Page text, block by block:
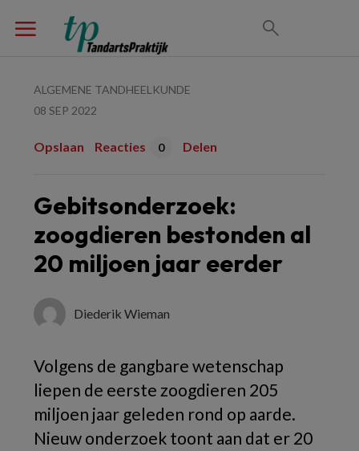
ALGEMENE TANDHEELKUNDE
08 SEP 2022
Opslaan Reacties 0 Delen
Gebitsonderzoek:
zoogdieren bestonden al
20 miljoen jaar eerder
Diederik Wieman
Volgens de gangbare wetenschap
liepen de eerste zoogdieren 205
miljoen jaar geleden rond op aarde.
Nieuw onderzoek toont aan dat er 20